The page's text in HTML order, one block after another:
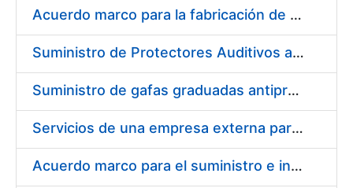
Acuerdo marco para la fabricación de piezas
Suministro de Protectores Auditivos a medida para las personas trabajadoras de los Centros de Trabajo de Madrid y Burgos
Suministro de gafas graduadas antiproyecciones para los trabajadores de la FNMT-RCM en los centros de trabajo de Madrid y Burgos
Servicios de una empresa externa para el asesoramiento y resolución de los recursos de alzada que se presentan relacionados con procesos de selección para la FNMT-RCM
Acuerdo marco para el suministro e instalación de persianas, estores y otros complementos